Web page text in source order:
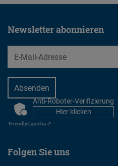
Newsletter abonnieren
EMail
CAPTCHAAnti-Roboter-Verifizierung
Hier klicken
FriendlyCaptcha ⇗
Folgen Sie uns